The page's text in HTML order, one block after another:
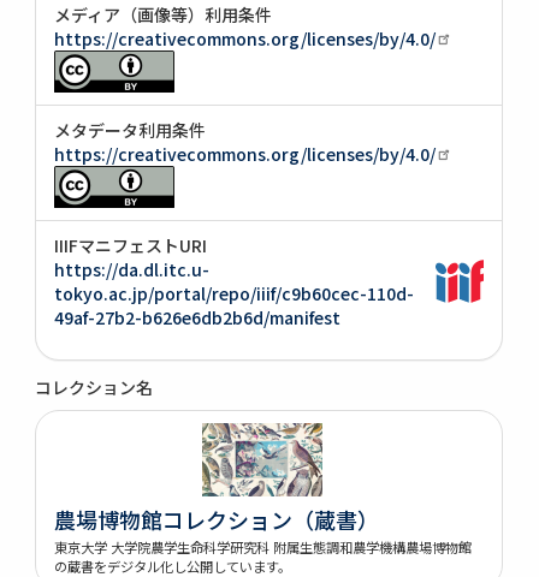
メディア（画像等）利用条件
https://creativecommons.org/licenses/by/4.0/
メタデータ利用条件
https://creativecommons.org/licenses/by/4.0/
IIIFマニフェストURI
https://da.dl.itc.u-
tokyo.ac.jp/portal/repo/iiif/c9b60cec-110d-
49af-27b2-b626e6db2b6d/manifest
コレクション名
農場博物館コレクション（蔵書）
東京大学 大学院農学生命科学研究科 附属生態調和農学機構農場博物館
の蔵書をデジタル化し公開しています。